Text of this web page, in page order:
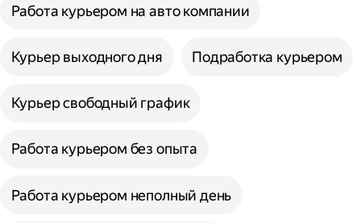
Работа курьером на авто компании
Курьер выходного дня Подработка курьером
Курьер свободный график
Работа курьером без опыта
Работа курьером неполный день